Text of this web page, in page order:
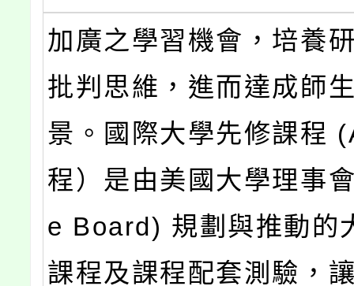
加廣之學習機會，培養
批判思維，進而達成師
景。國際大學先修課程
程）是由美國大學理事
e Board) 規劃與推動的
課程及課程配套測驗，